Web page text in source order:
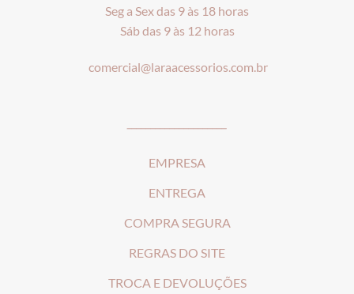
Seg a Sex das 9 às 18 horas
Sáb das 9 às 12 horas
comercial@laraacessorios.com.br
EMPRESA
ENTREGA
COMPRA SEGURA
REGRAS DO SITE
TROCA E DEVOLUÇÕES